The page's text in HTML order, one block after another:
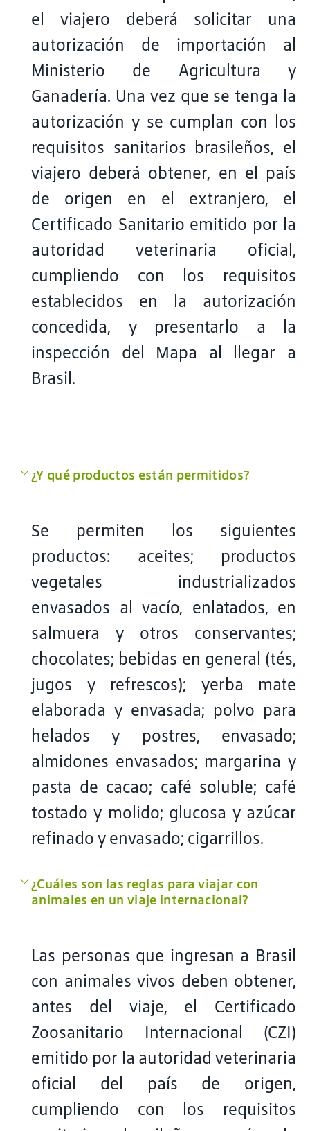
el viajero deberá solicitar una
autorización de importación al
Ministerio de Agricultura y
Ganadería. Una vez que se tenga la
autorización y se cumplan con los
requisitos sanitarios brasileños, el
viajero deberá obtener, en el país
de origen en el extranjero, el
Certificado Sanitario emitido por la
autoridad veterinaria oficial,
cumpliendo con los requisitos
establecidos en la autorización
concedida, y presentarlo a la
inspección del Mapa al llegar a
Brasil.
¿Y qué productos están permitidos?
Se permiten los siguientes
productos: aceites; productos
vegetales industrializados
envasados al vacío, enlatados, en
salmuera y otros conservantes;
chocolates; bebidas en general (tés,
jugos y refrescos); yerba mate
elaborada y envasada; polvo para
helados y postres, envasado;
almidones envasados; margarina y
pasta de cacao; café soluble; café
tostado y molido; glucosa y azúcar
refinado y envasado; cigarrillos.
¿Cuáles son las reglas para viajar con
animales en un viaje internacional?
Las personas que ingresan a Brasil
con animales vivos deben obtener,
antes del viaje, el Certificado
Zoosanitario Internacional (CZI)
emitido por la autoridad veterinaria
oficial del país de origen,
cumpliendo con los requisitos